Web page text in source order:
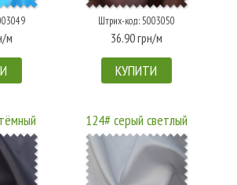
м
Штрих-код: 5003050
36.90 грн/м
КУПИТИ
124# серый светлый